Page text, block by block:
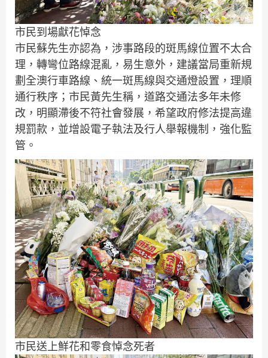
市民到場獻花悼念
市民蘇先生亦認為，涉事路段的斑馬線位置不太合
理，轉彎位路線混亂，易生意外，建議當局重新規
劃全澳行車路線、統一斑馬線與交通燈設置，理順
通行秩序；市民黃先生稱，道路交通法多年未修
改，明顯滯後不符社會發展，希望政府修法提高違
規罰款，並增設電子執法及行人舉報機制，強化監
管。
市民送上鮮花和零食悼念死者